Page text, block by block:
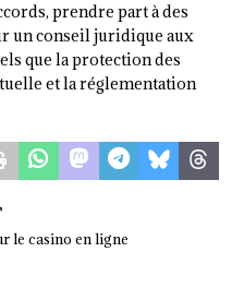
prendre part à des
un conseil juridique aux
que la protection des
et la réglementation
le casino en ligne